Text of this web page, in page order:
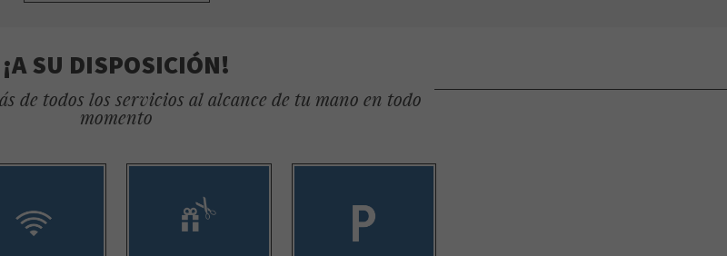
¡A SU DISPOSICIÓN!
de todos los servicios al alcance de tu mano en todo
momento